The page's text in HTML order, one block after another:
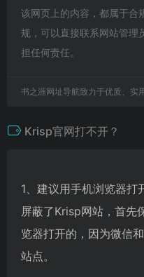
该网页上的内容，都属于合
规，可以直接联系网站管理
担任何责任。
书之涯网址导航致力于优质、实
Krisp官网打不开？
1、建议用手机浏览器
屏蔽了Krisp网站，首先
览器打开的，因为微信
站点。